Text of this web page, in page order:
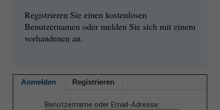
Registrieren Sie einen kostenlosen
Benutzernamen oder melden Sie sich mit einem
vorhandenen an.
Anmelden Registrieren
Benutzername oder Email-Adresse